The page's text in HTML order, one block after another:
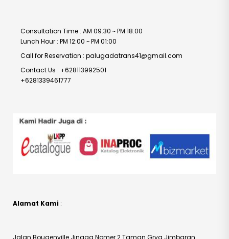
Consultation Time : AM 09:30 ~ PM 18:00
Lunch Hour : PM 12:00 ~ PM 01:00
Call for Reservation : palugadatrans41@gmail.com
Contact Us : +628113992501
+6281339461777
Alamat Kami :
Jalan Bougenville Jingga Nomer 2 Taman Grya Jimbaran